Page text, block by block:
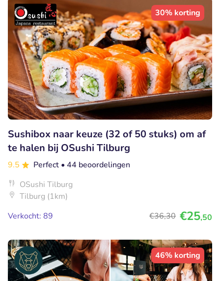
30% korting
Sushibox naar keuze (32 of 50 stuks) om af
te halen bij OSushi Tilburg
9.5 Perfect • 44 beoordelingen
OSushi Tilburg
Tilburg (1km)
Verkocht: 89
€36,30 €25,50
46% korting